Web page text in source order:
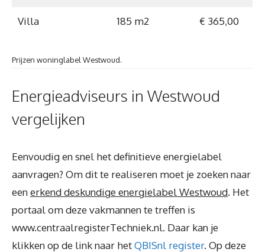
Villa 185 m2 € 365,00
Prijzen woninglabel Westwoud.
Energieadviseurs in Westwoud
vergelijken
Eenvoudig en snel het definitieve energielabel
aanvragen? Om dit te realiseren moet je zoeken naar
eenerkend deskundige energielabel Westwoud. Het
portaal om deze vakmannen te treffen is
www.centraalregisterTechniek.nl. Daar kan je
klikken op de link naar hetQBISnl register. Op deze